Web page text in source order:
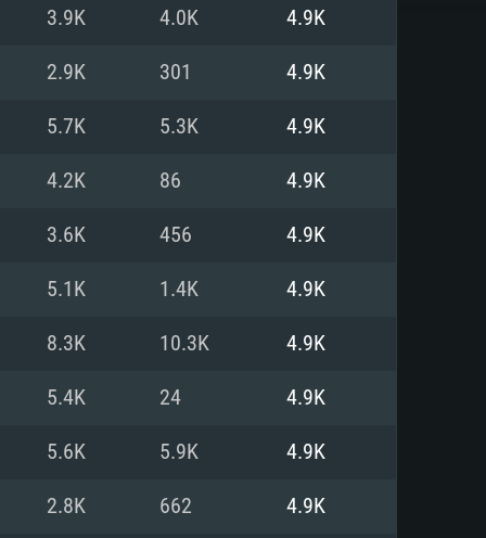
DirectX 11 ou plus et
1060 et plus, Radeon RX
Internet à haut débit
Vega II ou plus avec
Internet à haut débit
1060 avec les derniers
mois) / de même pour AMD
les derniers drivers de
3.9K 4.0K 4.9K
2.9K 301 4.9K
5.7K 5.3K 4.9K
4.2K 86 4.9K
3.6K 456 4.9K
5.1K 1.4K 4.9K
8.3K 10.3K 4.9K
5.4K 24 4.9K
5.6K 5.9K 4.9K
2.8K 662 4.9K